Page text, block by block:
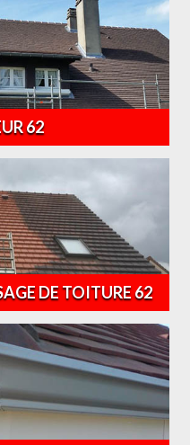
62
DE TOITURE 62